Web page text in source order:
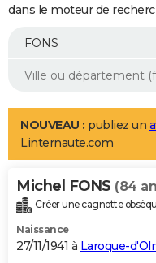
Essais
Réserver un essai
Citadines
Berlines
SUV
Forum auto
+
Mobiles
Meilleur smartphone
Internet
Ordinateurs
Jeux vidéo
Guide high-tech
Aménagement intérieur
LIFESTYLE
Art de vivre
Bien-être
Loisirs
Mode
Modes de vie
Alimentation
Guide de la santé
Maladies
Médicaments
Sommeil
VOYAGE
Destinations
City break
Voyage nature
Voyage de noces
Forum
Climat
+PHOTO
GUIDES D'ACHAT
dans le moteur de
NOUVEAU : publiez un
Linternaute.com
Michel FONS (84
Créer une cagnotte
Naissance
27/11/1941 à Laroque-